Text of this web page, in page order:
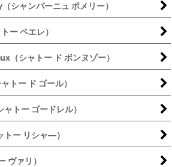
シャンパーニュ ポメリー）
ー ペエレ）
シャトー ド ボンヌゾー）
トー ド ゴール）
トー ゴードレル）
ー リシャ―）
ヴァリ）